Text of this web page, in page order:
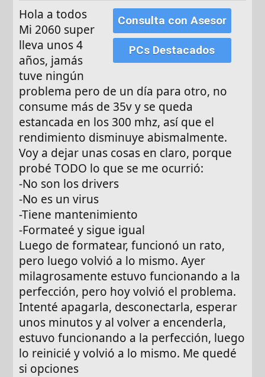
i
c
i
o
s
Consulta con Asesor
PCs Destacados
Hola a todos
Mi 2060 super
lleva unos 4
años, jamás
tuve ningún
problema pero de un día para otro, no
consume más de 35v y se queda
estancada en los 300 mhz, así que el
rendimiento disminuye abismalmente.
Voy a dejar unas cosas en claro, porque
probé TODO lo que se me ocurrió:
-No son los drivers
-No es un virus
-Tiene mantenimiento
-Formateé y sigue igual
Luego de formatear, funcionó un rato,
pero luego volvió a lo mismo. Ayer
milagrosamente estuvo funcionando a la
perfección, pero hoy volvió el problema.
Intenté apagarla, desconectarla, esperar
unos minutos y al volver a encenderla,
estuvo funcionando a la perfección, luego
lo reinicié y volvió a lo mismo. Me quedé
si opciones